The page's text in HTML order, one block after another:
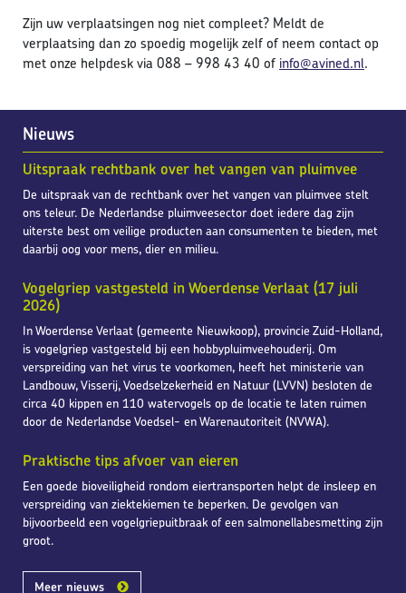
Nieuws
Uitspraak rechtbank over het vangen van pluimvee
De uitspraak van de rechtbank over het vangen van pluimvee stelt
ons teleur. De Nederlandse pluimveesector doet iedere dag zijn
uiterste best om veilige producten aan consumenten te bieden, met
daarbij oog voor mens, dier en milieu.
Vogelgriep vastgesteld in Woerdense Verlaat (17 juli
2026)
In Woerdense Verlaat (gemeente Nieuwkoop), provincie Zuid-Holland,
is vogelgriep vastgesteld bij een hobbypluimveehouderij. Om
verspreiding van het virus te voorkomen, heeft het ministerie van
Landbouw, Visserij, Voedselzekerheid en Natuur (LVVN) besloten de
circa 40 kippen en 110 watervogels op de locatie te laten ruimen
door de Nederlandse Voedsel- en Warenautoriteit (NVWA).
Praktische tips afvoer van eieren
Een goede bioveiligheid rondom eiertransporten helpt de insleep en
verspreiding van ziektekiemen te beperken. De gevolgen van
bijvoorbeeld een vogelgriepuitbraak of een salmonellabesmetting zijn
groot.
Meer nieuws
Zijn uw verplaatsingen nog niet compleet? Meldt de
verplaatsing dan zo spoedig mogelijk zelf of neem contact op
met onze helpdesk via 088 – 998 43 40 of info@avined.nl.